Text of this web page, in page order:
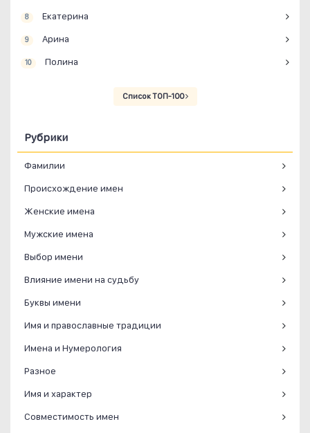
8 Екатерина
9 Арина
10 Полина
Список ТОП-100
Рубрики
Фамилии
Происхождение имен
Женские имена
Мужские имена
Выбор имени
Влияние имени на судьбу
Буквы имени
Имя и православные традиции
Имена и Нумерология
Разное
Имя и характер
Совместимость имен